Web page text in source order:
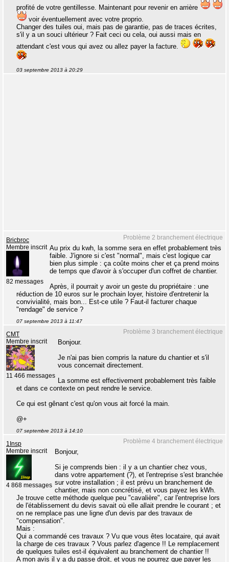
profité de votre gentillesse. Maintenant pour revenir en arrière
voir éventuellement avec votre proprio.
Changer des tuiles oui, mais pas de garantie, pas de traces écrites,
s'il y a un souci ultérieur ? Fait ceci ou cela, oui aussi mais en
attendant c'est vous qui avez ou allez payer la facture.
03 septembre 2013 à 20:29
Problème 2 branchement électrique
Bricbroc
Membre inscrit
82 messages
Au prix du kwh, la somme sera en effet probablement très
faible. J'ignore si c'est "normal", mais c'est logique car
bien plus simple : ça coûte moins cher et ça prend moins
de temps que d'avoir à s'occuper d'un coffret de chantier.
Après, il pourrait y avoir un geste du propriétaire : une
réduction de 10 euros sur le prochain loyer, histoire d'entretenir la
convivialité, mais bon... Est-ce utile ? Faut-il facturer chaque
"rendage" de service ?
07 septembre 2013 à 11:47
Problème 3 branchement électrique
CMT
Membre inscrit
11 466 messages
Bonjour.
Je n'ai pas bien compris la nature du chantier et s'il
vous concernait directement.
La somme est effectivement probablement très faible
et dans ce contexte on peut rendre le service.
Ce qui est gênant c'est qu'on vous ait forcé la main.
@+
07 septembre 2013 à 14:10
Problème 4 branchement électrique
1Insp
Membre inscrit
4 868 messages
Bonjour,
Si je comprends bien : il y a un chantier chez vous,
dans votre appartement (?), et l'entreprise s'est branchée
sur votre installation ; il est prévu un branchement de
chantier, mais non concrétisé, et vous payez les kWh.
Je trouve cette méthode quelque peu "cavalière", car l'entreprise lors
de l'établissement du devis savait où elle allait prendre le courant ; et
on ne remplace pas une ligne d'un devis par des travaux de
"compensation".
Mais :
Qui a commandé ces travaux ? Vu que vous êtes locataire, qui avait
la charge de ces travaux ? Vous parlez d'agence !! Le remplacement
de quelques tuiles est-il équivalent au branchement de chantier !!
A mon avis il y a du passe droit, et vous ne pourrez que payer les